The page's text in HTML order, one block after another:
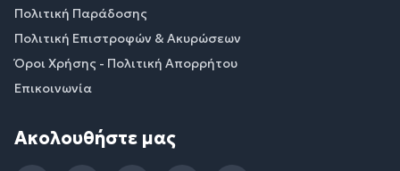
Πολιτική Παράδοσης
Πολιτική Επιστροφών & Ακυρώσεων
Όροι Χρήσης - Πολιτική Απορρήτου
Επικοινωνία
Ακολουθήστε μας